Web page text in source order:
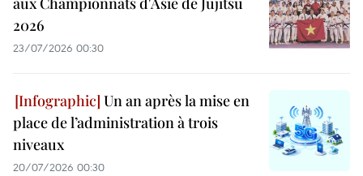
2026
23/07/2026 00:30
Un an après la mise en
place de l’administration à trois
niveaux
20/07/2026 00:30